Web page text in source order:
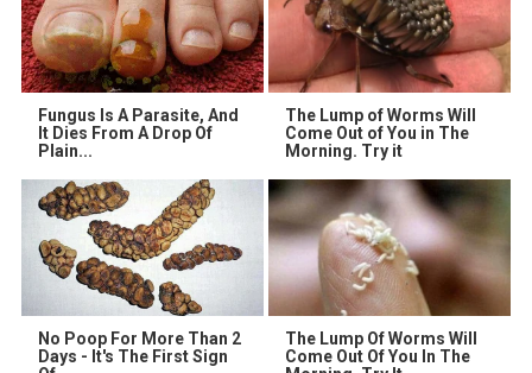
Fungus Is A Parasite, And
It Dies From A Drop Of
Plain...
The Lump of Worms Will
Come Out of You in The
Morning. Try it
No Poop For More Than 2
Days - It's The First Sign
The Lump Of Worms Will
Come Out Of You In The